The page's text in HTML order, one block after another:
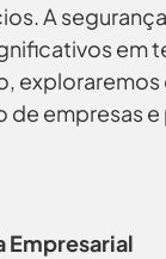
A
em
empresas
Empresarial